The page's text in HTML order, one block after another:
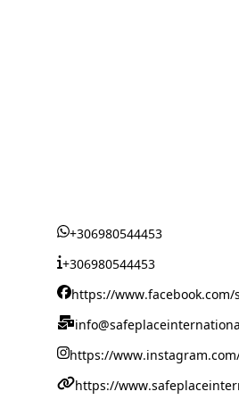
+306980544453
+306980544453
https://
https://
https://